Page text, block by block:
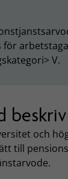
V.
och
till